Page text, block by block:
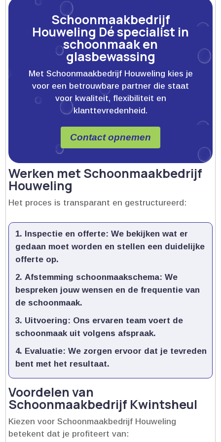
Schoonmaakbedrijf
Houweling Dé specialist in
schoonmaak en
glasbewassing
Met Schoonmaakbedrijf Houweling kies je
voor een betrouwbare partner die staat
voor kwaliteit, flexibiliteit en
klanttevredenheid.
Contact opnemen
Werken met Schoonmaakbedrijf
Houweling
Het proces is transparant en gestructureerd:
Inspectie en offerte: We bekijken wat er
gedaan moet worden en stellen een duidelijke
offerte op.​
Afstemming schoonmaakschema: We
bespreken jouw wensen en de frequentie van
de schoonmaak.​
Uitvoering: Ons ervaren team voert de
schoonmaak uit volgens afspraak.​
Evaluatie: We zorgen ervoor dat je tevreden
bent met het resultaat.​
Voordelen van
Schoonmaakbedrijf Kwintsheul
Kiezen voor Schoonmaakbedrijf Houweling
betekent dat je profiteert van: